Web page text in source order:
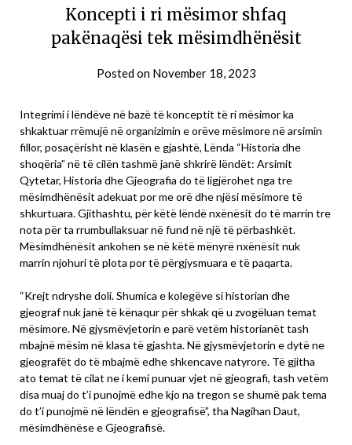
Koncepti i ri mësimor shfaq
pakënaqësi tek mësimdhënësit
Posted on November 18, 2023
Integrimi i lëndëve në bazë të konceptit të ri mësimor ka
shkaktuar rrëmujë në organizimin e orëve mësimore në arsimin
fillor, posaçërisht në klasën e gjashtë, Lënda “Historia dhe
shoqëria” në të cilën tashmë janë shkrirë lëndët: Arsimit
Qytetar, Historia dhe Gjeografia do të ligjërohet nga tre
mësimdhënësit adekuat por me orë dhe njësi mësimore të
shkurtuara. Gjithashtu, për këtë lëndë nxënësit do të marrin tre
nota për ta rrumbullaksuar në fund në një të përbashkët.
Mësimdhënësit ankohen se në këtë mënyrë nxënësit nuk
marrin njohuri të plota por të përgjysmuara e të paqarta.
“Krejt ndryshe doli. Shumica e kolegëve si historian dhe
gjeograf nuk janë të kënaqur për shkak që u zvogëluan temat
mësimore. Në gjysmëvjetorin e parë vetëm historianët tash
mbajnë mësim në klasa të gjashta. Në gjysmëvjetorin e dytë ne
gjeografët do të mbajmë edhe shkencave natyrore. Të gjitha
ato temat të cilat ne i kemi punuar vjet në gjeografi, tash vetëm
disa muaj do t’i punojmë edhe kjo na tregon se shumë pak tema
do t’i punojmë në lëndën e gjeografisë”, tha Nagihan Daut,
mësimdhënëse e Gjeografisë.